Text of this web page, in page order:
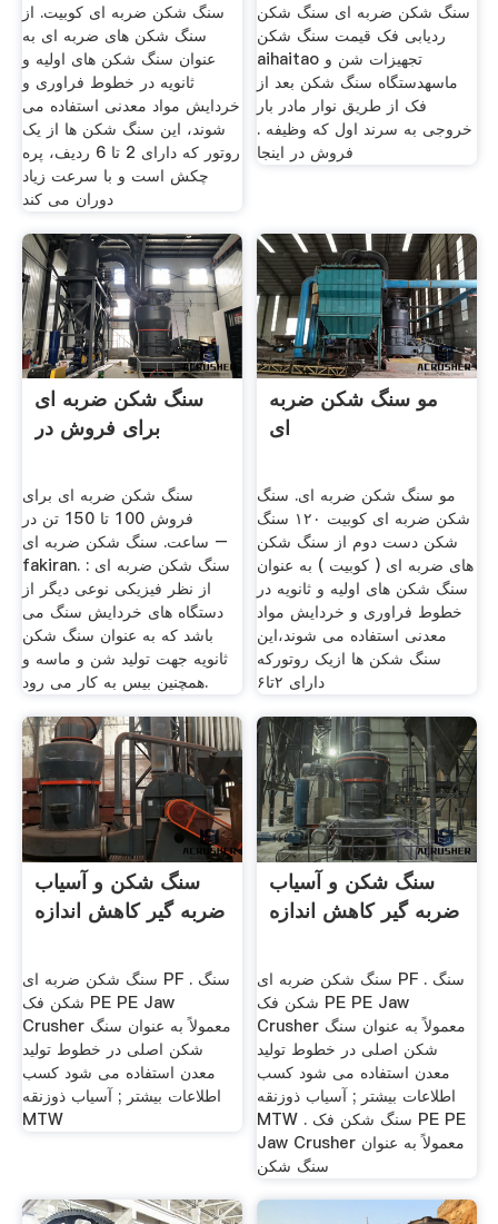
سنگ شکن ضربه ای کوبیت. از
سنگ شکن های ضربه ای به
عنوان سنگ شکن های اولیه و
ثانویه در خطوط فراوری و
خردایش مواد معدنی استفاده می
شوند، این سنگ شکن ها از یک
روتور که دارای 2 تا 6 ردیف، پره
چکش است و با سرعت زیاد
دوران می کند
سنگ شکن ضربه ای سنگ شکن
ردیابی فک قیمت سنگ شکن
aihaitao تجهیزات شن و
ماسهدستگاه سنگ شکن بعد از
فک از طریق نوار مادر بار
خروجی به سرند اول که وظیفه .
فروش در اینجا
سنگ شکن ضربه ای
برای فروش در
سنگ شکن ضربه ای برای
فروش 100 تا 150 تن در
ساعت. سنگ شکن ضربه ای –
fakiran. سنگ شکن ضربه ای :
از نظر فیزیکی نوعی دیگر از
دستگاه های خردایش سنگ می
باشد که به عنوان سنگ شکن
ثانویه جهت تولید شن و ماسه و
همچنین بیس به کار می رود.
مو سنگ شکن ضربه
ای
مو سنگ شکن ضربه ای. سنگ
شکن ضربه ای کوبیت ۱۲۰ سنگ
شکن دست دوم از سنگ شکن
های ضربه ای ( کوبیت ) به عنوان
سنگ شکن های اولیه و ثانویه در
خطوط فراوری و خردایش مواد
معدنی استفاده می شوند،این
سنگ شکن ها ازیک روتورکه
دارای ۲تا۶
سنگ شکن و آسیاب
ضربه گیر کاهش اندازه
سنگ شکن ضربه ای PF . سنگ
شکن فک PE PE Jaw
Crusher معمولاً به عنوان سنگ
شکن اصلی در خطوط تولید
معدن استفاده می شود کسب
اطلاعات بیشتر ; آسیاب ذوزنقه
MTW
سنگ شکن و آسیاب
ضربه گیر کاهش اندازه
سنگ شکن ضربه ای PF . سنگ
شکن فک PE PE Jaw
Crusher معمولاً به عنوان سنگ
شکن اصلی در خطوط تولید
معدن استفاده می شود کسب
اطلاعات بیشتر ; آسیاب ذوزنقه
MTW . سنگ شکن فک PE PE
Jaw Crusher معمولاً به عنوان
سنگ شکن